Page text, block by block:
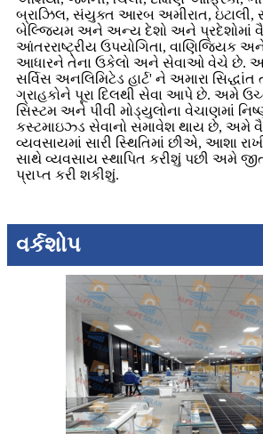
બ્રાઝિલ, સંયુક્ત આરબ અમીરાત, ઇટાલી,
બેલ્જિયમ અને અન્ય દેશો અને પ્રદેશોમાં
આંતરરાષ્ટ્રીય ઉપયોગિતા, વાણિજ્યિક
આધારને તેના ઉકેલો અને સેવાઓ વેચે છે.
સર્વિસ અનલિમિટેડ હાર્ટ' ને અમારા
ગ્રાહકોને પૂરા દિલથી સેવા આપે છે. અમે
સિસ્ટમ અને પીવી મોડ્યુલોના વેચાણમાં
કસ્ટમાઇઝ્ડ સેવાનો સમાવેશ થાય છે, અમે
વ્યવસાયમાં સારી સ્થિતિમાં છીએ, આશા
સાથે વ્યવસાય સ્થાપિત કરીશું પછી અમે
પ્રાપ્ત કરી શકીશું.
વર્કશોપ